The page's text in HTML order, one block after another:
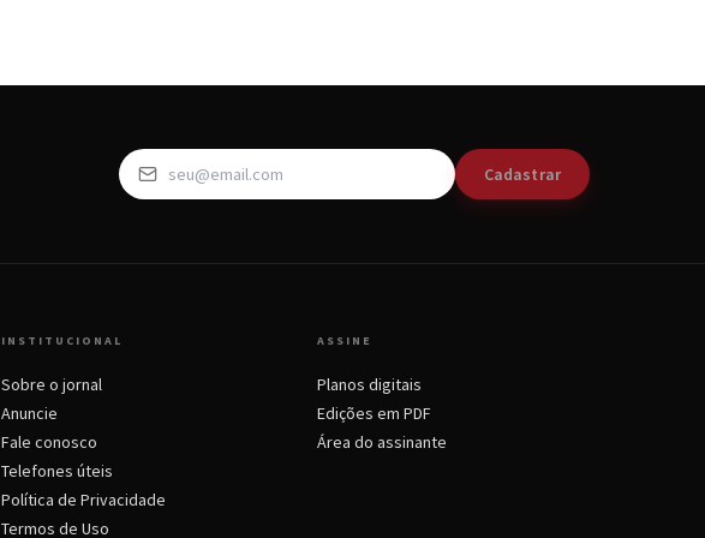
Cadastrar
INSTITUCIONAL
Sobre o jornal
Anuncie
Fale conosco
Telefones úteis
Política de Privacidade
Termos de Uso
ASSINE
Planos digitais
Edições em PDF
Área do assinante